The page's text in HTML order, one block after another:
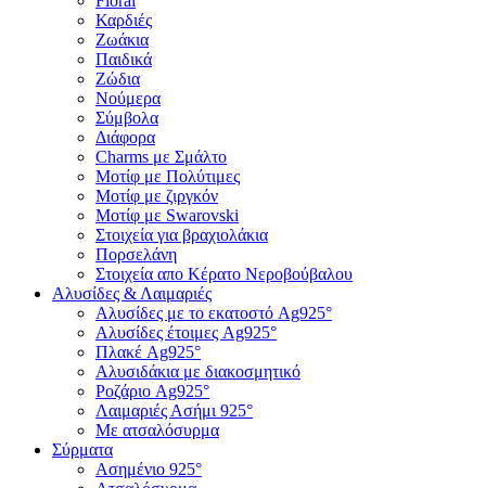
Καρδιές
Ζωάκια
Παιδικά
Ζώδια
Νούμερα
Σύμβολα
Διάφορα
Charms με Σμάλτο
Μοτίφ με Πολύτιμες
Μοτίφ με ζιργκόν
Μοτίφ με Swarovski
Στοιχεία για βραχιολάκια
Πορσελάνη
Στοιχεία απο Κέρατο Νεροβούβαλου
Αλυσίδες & Λαιμαριές
Αλυσίδες με το εκατοστό Ag925°
Αλυσίδες έτοιμες Ag925°
Πλακέ Ag925°
Αλυσιδάκια με διακοσμητικό
Ροζάριο Ag925°
Λαιμαριές Ασήμι 925°
Με ατσαλόσυρμα
Σύρματα
Ασημένιο 925°